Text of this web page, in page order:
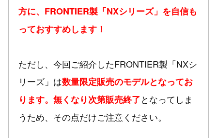
方に、FRONTIER製「NXシリーズ」を自信も
っておすすめします！
ただし、今回ご紹介したFRONTIER製「NXシ
リーズ」は数量限定販売のモデルとなってお
ります。無くなり次第販売終了となってしま
うため、その点だけご注意ください。